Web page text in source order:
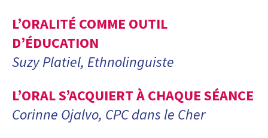
L’ORALITÉ COMME OUTIL
D’ÉDUCATION
Suzy Platiel, Ethnolinguiste
L’ORAL S’ACQUIERT À CHAQUE SÉANCE
Corinne Ojalvo, CPC dans le Cher